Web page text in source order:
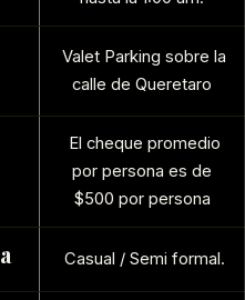
Valet Parking sobre la
calle de Queretaro
El cheque promedio
por persona es de
$500 por persona
Casual / Semi formal.